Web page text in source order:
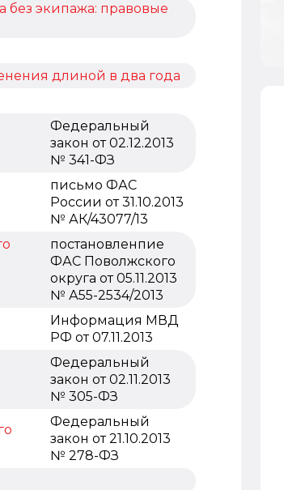
без экипажа: правовые
длиной в два года
Федеральный
закон от 02.12.2013
№ 341-ФЗ
письмо ФАС
России от 31.10.2013
№ АК/43077/13
постановленпие
ФАС Поволжского
округа от 05.11.2013
№ А55-2534/2013
Информация МВД
РФ от 07.11.2013
Федеральный
закон от 02.11.2013
№ 305-ФЗ
Федеральный
закон от 21.10.2013
№ 278-ФЗ